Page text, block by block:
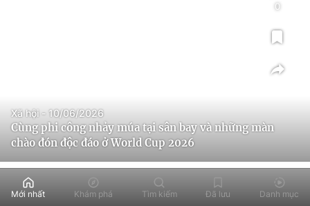
Cùng phi công nhảy múa tại sân bay và những màn
chào đón độc đáo ở World Cup 2026
Xã hội - 10/06/2026
0
Mới nhất Khám phá Tìm kiếm Đã lưu Danh mục